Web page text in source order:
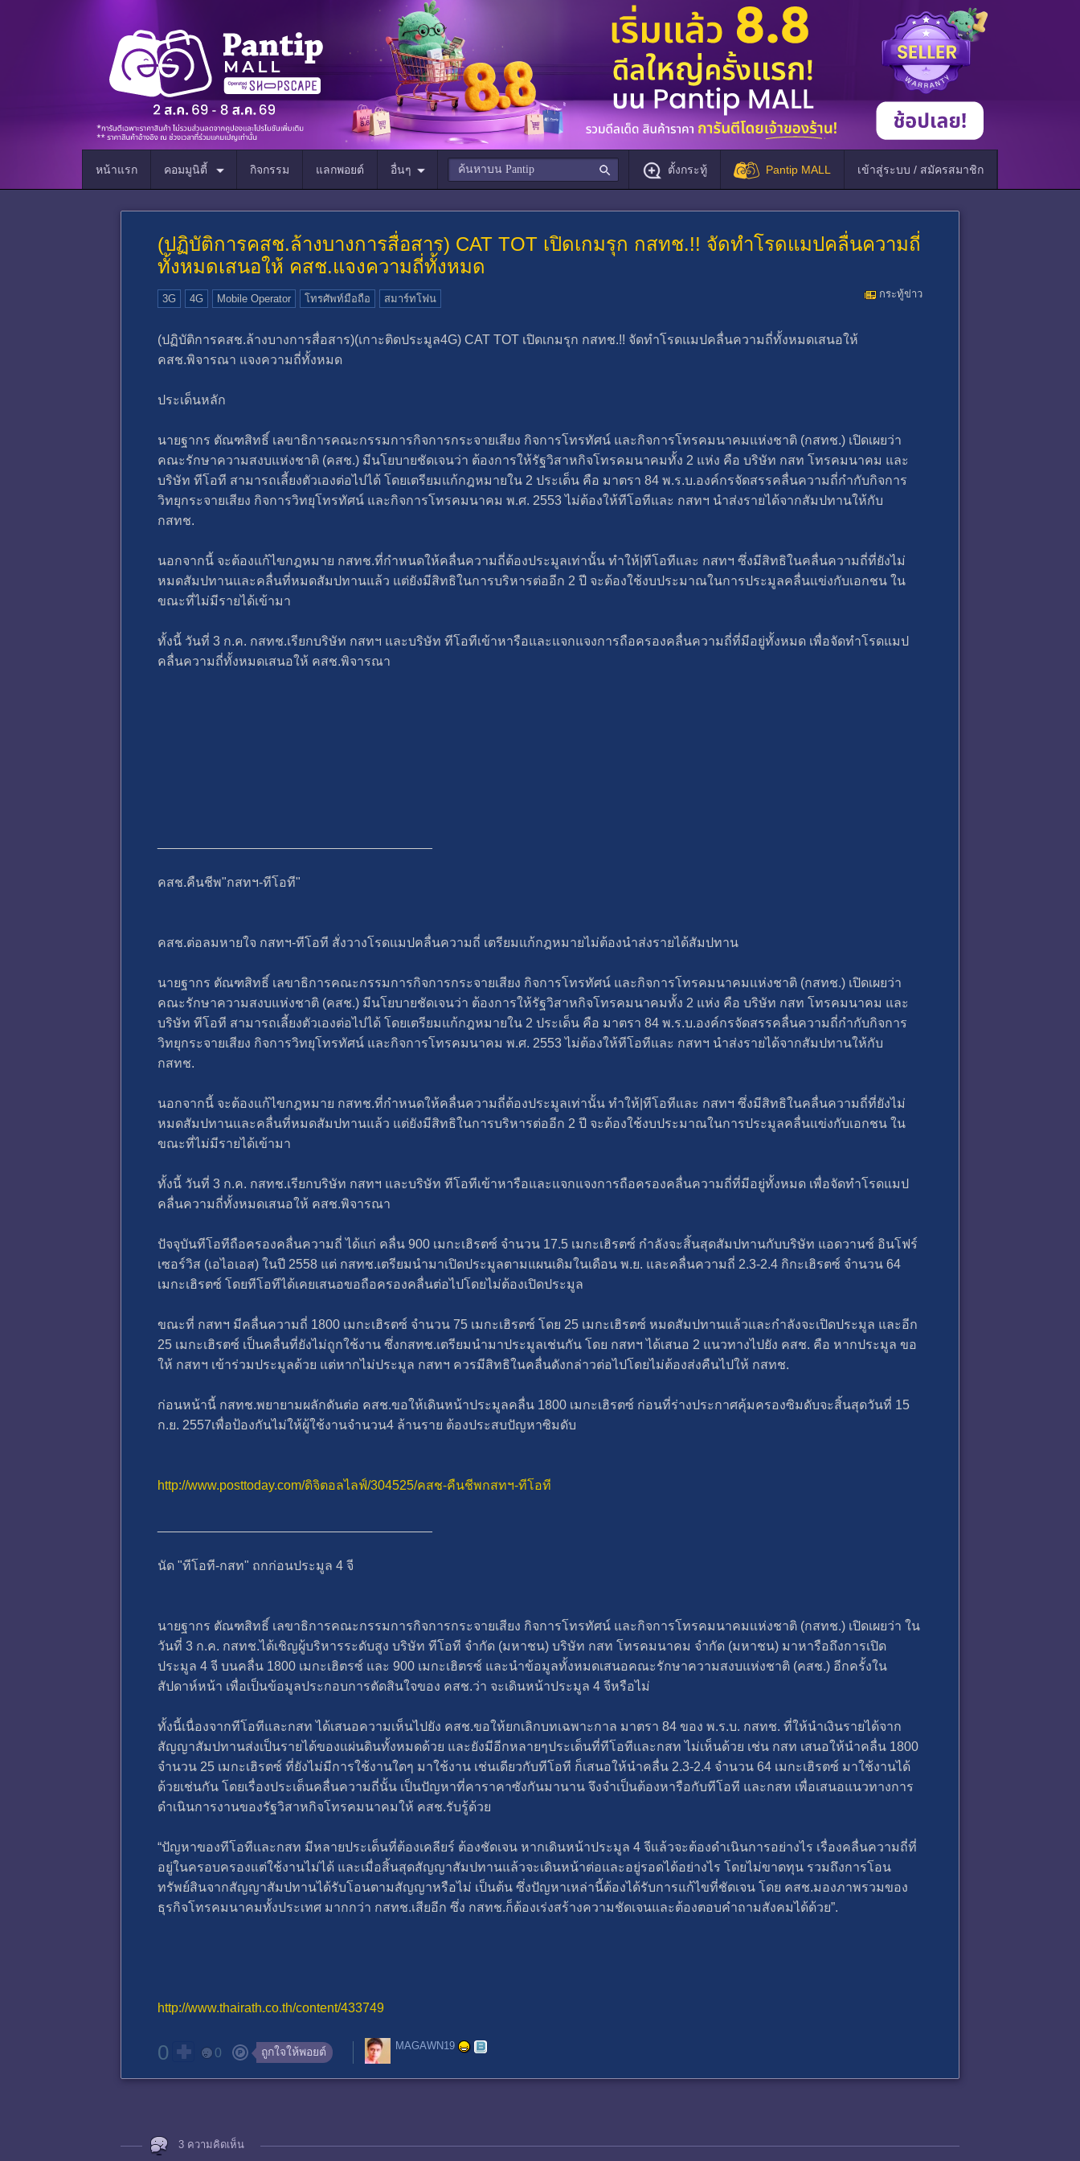
หน้าแรก คอมมูนิตี้ กิจกรรม แลกพอยต์ อื่นๆ ตั้งกระทู้ Pantip MALL เข้าสู่ระบบ / สมัครสมาชิก
(ปฏิบัติการคสช.ล้างบางการสื่อสาร) CAT TOT เปิดเกมรุก กสทช.!! จัดทำโรดแมปคลื่นความถี่
ทั้งหมดเสนอให้ คสช.แจงความถี่ทั้งหมด
กระทู้ข่าว
3G 4G Mobile Operator โทรศัพท์มือถือ สมาร์ทโฟน
(ปฏิบัติการคสช.ล้างบางการสื่อสาร)(เกาะติดประมูล4G) CAT TOT เปิดเกมรุก กสทช.!! จัดทำโรดแมปคลื่นความถี่ทั้งหมดเสนอให้
คสช.พิจารณา แจงความถี่ทั้งหมด
ประเด็นหลัก
นายฐากร ตัณฑสิทธิ์ เลขาธิการคณะกรรมการกิจการกระจายเสียง กิจการโทรทัศน์ และกิจการโทรคมนาคมแห่งชาติ (กสทช.) เปิดเผยว่า
คณะรักษาความสงบแห่งชาติ (คสช.) มีนโยบายชัดเจนว่า ต้องการให้รัฐวิสาหกิจโทรคมนาคมทั้ง 2 แห่ง คือ บริษัท กสท โทรคมนาคม และ
บริษัท ทีโอที สามารถเลี้ยงตัวเองต่อไปได้ โดยเตรียมแก้กฎหมายใน 2 ประเด็น คือ มาตรา 84 พ.ร.บ.องค์กรจัดสรรคลื่นความถี่กำกับกิจการ
วิทยุกระจายเสียง กิจการวิทยุโทรทัศน์ และกิจการโทรคมนาคม พ.ศ. 2553 ไม่ต้องให้ทีโอทีและ กสทฯ นำส่งรายได้จากสัมปทานให้กับ
กสทช.
นอกจากนี้ จะต้องแก้ไขกฎหมาย กสทช.ที่กำหนดให้คลื่นความถี่ต้องประมูลเท่านั้น ทำให้|ทีโอทีและ กสทฯ ซึ่งมีสิทธิในคลื่นความถี่ที่ยังไม่
หมดสัมปทานและคลื่นที่หมดสัมปทานแล้ว แต่ยังมีสิทธิในการบริหารต่ออีก 2 ปี จะต้องใช้งบประมาณในการประมูลคลื่นแข่งกับเอกชน ใน
ขณะที่ไม่มีรายได้เข้ามา
ทั้งนี้ วันที่ 3 ก.ค. กสทช.เรียกบริษัท กสทฯ และบริษัท ทีโอทีเข้าหารือและแจกแจงการถือครองคลื่นความถี่ที่มีอยู่ทั้งหมด เพื่อจัดทำโรดแมป
คลื่นความถี่ทั้งหมดเสนอให้ คสช.พิจารณา
คสช.คืนชีพ"กสทฯ-ทีโอที"
คสช.ต่อลมหายใจ กสทฯ-ทีโอที สั่งวางโรดแมปคลื่นความถี่ เตรียมแก้กฎหมายไม่ต้องนำส่งรายได้สัมปทาน
นายฐากร ตัณฑสิทธิ์ เลขาธิการคณะกรรมการกิจการกระจายเสียง กิจการโทรทัศน์ และกิจการโทรคมนาคมแห่งชาติ (กสทช.) เปิดเผยว่า
คณะรักษาความสงบแห่งชาติ (คสช.) มีนโยบายชัดเจนว่า ต้องการให้รัฐวิสาหกิจโทรคมนาคมทั้ง 2 แห่ง คือ บริษัท กสท โทรคมนาคม และ
บริษัท ทีโอที สามารถเลี้ยงตัวเองต่อไปได้ โดยเตรียมแก้กฎหมายใน 2 ประเด็น คือ มาตรา 84 พ.ร.บ.องค์กรจัดสรรคลื่นความถี่กำกับกิจการ
วิทยุกระจายเสียง กิจการวิทยุโทรทัศน์ และกิจการโทรคมนาคม พ.ศ. 2553 ไม่ต้องให้ทีโอทีและ กสทฯ นำส่งรายได้จากสัมปทานให้กับ
กสทช.
นอกจากนี้ จะต้องแก้ไขกฎหมาย กสทช.ที่กำหนดให้คลื่นความถี่ต้องประมูลเท่านั้น ทำให้|ทีโอทีและ กสทฯ ซึ่งมีสิทธิในคลื่นความถี่ที่ยังไม่
หมดสัมปทานและคลื่นที่หมดสัมปทานแล้ว แต่ยังมีสิทธิในการบริหารต่ออีก 2 ปี จะต้องใช้งบประมาณในการประมูลคลื่นแข่งกับเอกชน ใน
ขณะที่ไม่มีรายได้เข้ามา
ทั้งนี้ วันที่ 3 ก.ค. กสทช.เรียกบริษัท กสทฯ และบริษัท ทีโอทีเข้าหารือและแจกแจงการถือครองคลื่นความถี่ที่มีอยู่ทั้งหมด เพื่อจัดทำโรดแมป
คลื่นความถี่ทั้งหมดเสนอให้ คสช.พิจารณา
ปัจจุบันทีโอทีถือครองคลื่นความถี่ ได้แก่ คลื่น 900 เมกะเฮิรตซ์ จำนวน 17.5 เมกะเฮิรตซ์ กำลังจะสิ้นสุดสัมปทานกับบริษัท แอดวานซ์ อินโฟร์
เซอร์วิส (เอไอเอส) ในปี 2558 แต่ กสทช.เตรียมนำมาเปิดประมูลตามแผนเดิมในเดือน พ.ย. และคลื่นความถี่ 2.3-2.4 กิกะเฮิรตซ์ จำนวน 64
เมกะเฮิรตซ์ โดยทีโอทีได้เคยเสนอขอถือครองคลื่นต่อไปโดยไม่ต้องเปิดประมูล
ขณะที่ กสทฯ มีคลื่นความถี่ 1800 เมกะเฮิรตซ์ จำนวน 75 เมกะเฮิรตซ์ โดย 25 เมกะเฮิรตซ์ หมดสัมปทานแล้วและกำลังจะเปิดประมูล และอีก
25 เมกะเฮิรตซ์ เป็นคลื่นที่ยังไม่ถูกใช้งาน ซึ่งกสทช.เตรียมนำมาประมูลเช่นกัน โดย กสทฯ ได้เสนอ 2 แนวทางไปยัง คสช. คือ หากประมูล ขอ
ให้ กสทฯ เข้าร่วมประมูลด้วย แต่หากไม่ประมูล กสทฯ ควรมีสิทธิในคลื่นดังกล่าวต่อไปโดยไม่ต้องส่งคืนไปให้ กสทช.
ก่อนหน้านี้ กสทช.พยายามผลักดันต่อ คสช.ขอให้เดินหน้าประมูลคลื่น 1800 เมกะเฮิรตซ์ ก่อนที่ร่างประกาศคุ้มครองซิมดับจะสิ้นสุดวันที่ 15
ก.ย. 2557เพื่อป้องกันไม่ให้ผู้ใช้งานจำนวน4 ล้านราย ต้องประสบปัญหาซิมดับ
http://www.posttoday.com/ดิจิตอลไลฟ์/304525/คสช-คืนชีพกสทฯ-ทีโอที
นัด "ทีโอที-กสท" ถกก่อนประมูล 4 จี
นายฐากร ตัณฑสิทธิ์ เลขาธิการคณะกรรมการกิจการกระจายเสียง กิจการโทรทัศน์ และกิจการโทรคมนาคมแห่งชาติ (กสทช.) เปิดเผยว่า ใน
วันที่ 3 ก.ค. กสทช.ได้เชิญผู้บริหารระดับสูง บริษัท ทีโอที จำกัด (มหาชน) บริษัท กสท โทรคมนาคม จำกัด (มหาชน) มาหารือถึงการเปิด
ประมูล 4 จี บนคลื่น 1800 เมกะเฮิตรซ์ และ 900 เมกะเฮิตรซ์ และนำข้อมูลทั้งหมดเสนอคณะรักษาความสงบแห่งชาติ (คสช.) อีกครั้งใน
สัปดาห์หน้า เพื่อเป็นข้อมูลประกอบการตัดสินใจของ คสช.ว่า จะเดินหน้าประมูล 4 จีหรือไม่
ทั้งนี้เนื่องจากทีโอทีและกสท ได้เสนอความเห็นไปยัง คสช.ขอให้ยกเลิกบทเฉพาะกาล มาตรา 84 ของ พ.ร.บ. กสทช. ที่ให้นำเงินรายได้จาก
สัญญาสัมปทานส่งเป็นรายได้ของแผ่นดินทั้งหมดด้วย และยังมีอีกหลายๆประเด็นที่ทีโอทีและกสท ไม่เห็นด้วย เช่น กสท เสนอให้นำคลื่น 1800
จำนวน 25 เมกะเฮิรตซ์ ที่ยังไม่มีการใช้งานใดๆ มาใช้งาน เช่นเดียวกับทีโอที ก็เสนอให้นำคลื่น 2.3-2.4 จำนวน 64 เมกะเฮิรตซ์ มาใช้งานได้
ด้วยเช่นกัน โดยเรื่องประเด็นคลื่นความถี่นั้น เป็นปัญหาที่คาราคาซังกันมานาน จึงจำเป็นต้องหารือกับทีโอที และกสท เพื่อเสนอแนวทางการ
ดำเนินการงานของรัฐวิสาหกิจโทรคมนาคมให้ คสช.รับรู้ด้วย
“ปัญหาของทีโอทีและกสท มีหลายประเด็นที่ต้องเคลียร์ ต้องชัดเจน หากเดินหน้าประมูล 4 จีแล้วจะต้องดำเนินการอย่างไร เรื่องคลื่นความถี่ที่
อยู่ในครอบครองแต่ใช้งานไม่ได้ และเมื่อสิ้นสุดสัญญาสัมปทานแล้วจะเดินหน้าต่อและอยู่รอดได้อย่างไร โดยไม่ขาดทุน รวมถึงการโอน
ทรัพย์สินจากสัญญาสัมปทานได้รับโอนตามสัญญาหรือไม่ เป็นต้น ซึ่งปัญหาเหล่านี้ต้องได้รับการแก้ไขที่ชัดเจน โดย คสช.มองภาพรวมของ
ธุรกิจโทรคมนาคมทั้งประเทศ มากกว่า กสทช.เสียอีก ซึ่ง กสทช.ก็ต้องเร่งสร้างความชัดเจนและต้องตอบคำถามสังคมได้ด้วย”.
http://www.thairath.co.th/content/433749
0 0 ถูกใจให้พอยต์ MAGAWN19
3 ความคิดเห็น